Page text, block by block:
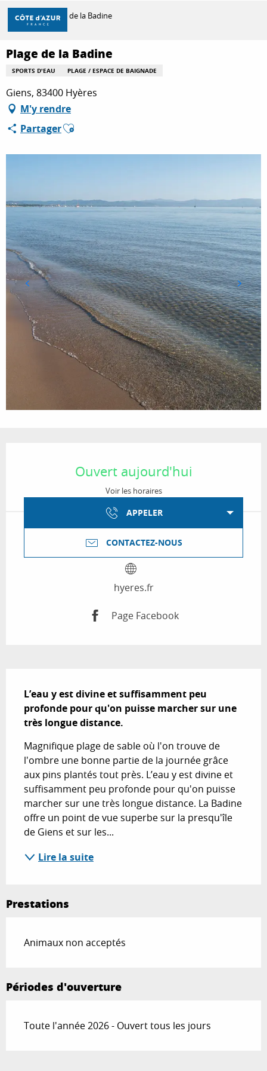
Aller
contenu
principal
DÉCOUVRIR
À FAIRE
SÉJOURNER
Accueil Plage de la Badine
Plage de la Badine
SPORTS D'EAU PLAGE / ESPACE DE BAIGNADE
Giens, 83400 Hyères
M'y rendre
PartagerAjouter aux favoris
Ouvert aujourd'hui
Voir les horaires
APPELER
CONTACTEZ-NOUS
hyeres.fr
Page Facebook
L’eau y est divine et suffisamment peu
profonde pour qu'on puisse marcher sur une
très longue distance.
Magnifique plage de sable où l'on trouve de
l'ombre une bonne partie de la journée grâce
aux pins plantés tout près. L’eau y est divine et
suffisamment peu profonde pour qu'on puisse
marcher sur une très longue distance. La Badine
offre un point de vue superbe sur la presqu'île
de Giens et sur les...
Lire la suite
Prestations
Animaux non acceptés
Périodes d'ouverture
Toute l'année 2026 - Ouvert tous les jours